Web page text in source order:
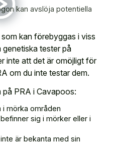
kan avslöja potentiella
kan förebyggas i viss
tester på
inte att det är omöjligt för
om du inte testar dem.
PRA i Cavapoos:
i mörka områden
sig i mörker eller i
är bekanta med sin